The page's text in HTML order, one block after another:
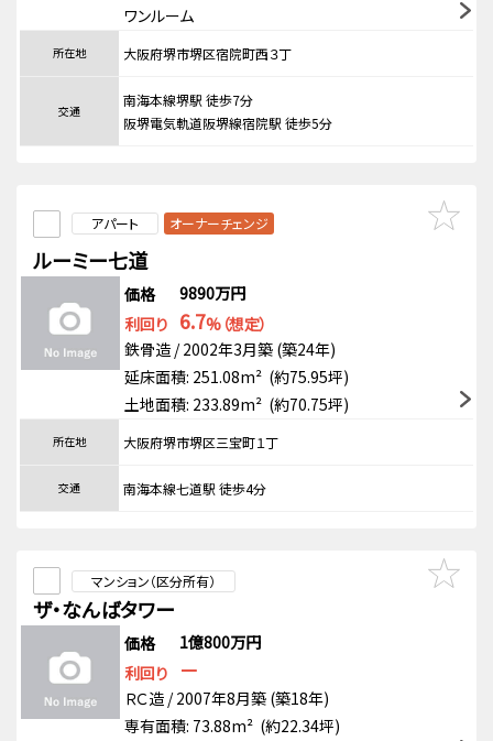
ワンルーム
所在地 大阪府堺市堺区宿院町西３丁
交通
南海本線堺駅 徒歩7分
阪堺電気軌道阪堺線宿院駅 徒歩5分
アパート オーナーチェンジ
ルーミー七道
価格
9890万円
利回り 6.7%（想定）
鉄骨造 / 2002年3月築 (築24年)
延床面積: 251.08m² (約75.95坪)
土地面積: 233.89m² (約70.75坪)
所在地 大阪府堺市堺区三宝町１丁
交通 南海本線七道駅 徒歩4分
マンション（区分所有）
ザ・なんばタワー
価格
1億800万円
利回り
－
ＲＣ造 / 2007年8月築 (築18年)
専有面積: 73.88m² (約22.34坪)